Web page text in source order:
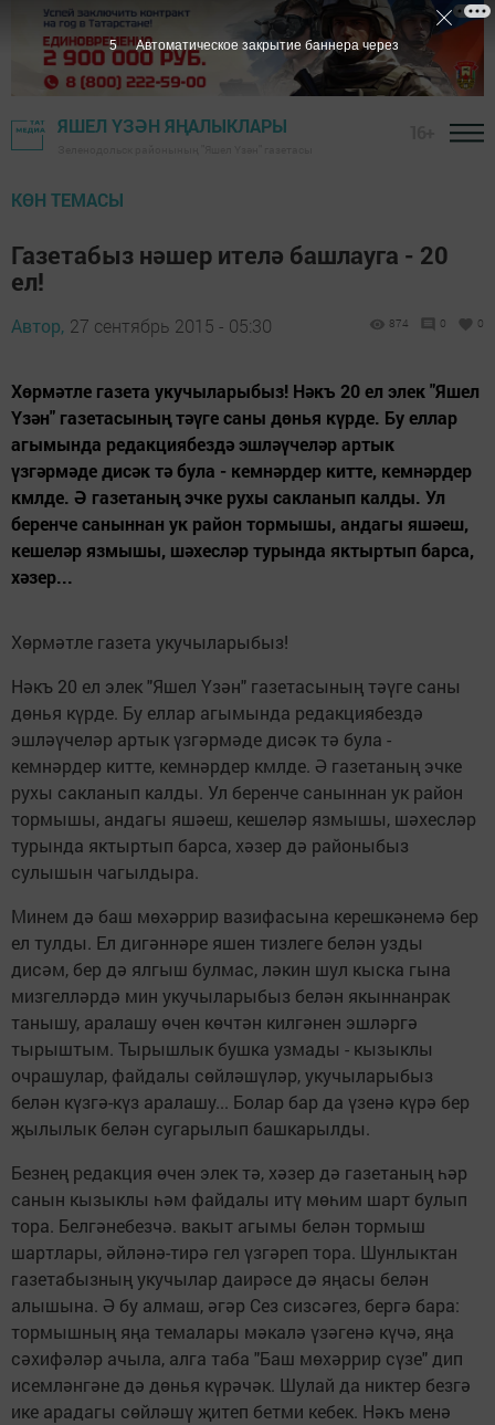
ЯШЕЛ ҮЗӘН ЯҢАЛЫКЛАРЫ
КӨН ТЕМАСЫ
Газетабыз нәшер ителә башлауга - 20
ел!
Автор, 27 сентябрь 2015 - 05:30 874 0 0
Хөрмәтле газета укучыларыбыз! Нәкъ 20 ел элек "Яшел
Үзән" газетасының тәүге саны дөнья күрде. Бу еллар
агымында редакциябездә эшләүчеләр артык
үзгәрмәде дисәк тә була - кемнәрдер китте, кемнәрдер
кмлде. Ә газетаның эчке рухы сакланып калды. Ул
беренче саныннан ук район тормышы, андагы яшәеш,
кешеләр язмышы, шәхесләр турында яктыртып барса,
хәзер...
Хөрмәтле газета укучыларыбыз!
Нәкъ 20 ел элек "Яшел Үзән" газетасының тәүге саны
дөнья күрде. Бу еллар агымында редакциябездә
эшләүчеләр артык үзгәрмәде дисәк тә була -
кемнәрдер китте, кемнәрдер кмлде. Ә газетаның эчке
рухы сакланып калды. Ул беренче саныннан ук район
тормышы, андагы яшәеш, кешеләр язмышы, шәхесләр
турында яктыртып барса, хәзер дә районыбыз
сулышын чагылдыра.
Минем дә баш мөхәррир вазифасына керешкәнемә бер
ел тулды. Ел дигәннәре яшен тизлеге белән узды
дисәм, бер дә ялгыш булмас, ләкин шул кыска гына
мизгелләрдә мин укучыларыбыз белән якыннанрак
танышу, аралашу өчен көчтән килгәнен эшләргә
тырыштым. Тырышлык бушка узмады - кызыклы
очрашулар, файдалы сөйләшүләр, укучыларыбыз
белән күзгә-күз аралашу... Болар бар да үзенә күрә бер
җылылык белән сугарылып башкарылды.
Безнең редакция өчен элек тә, хәзер дә газетаның һәр
санын кызыклы һәм файдалы итү мөһим шарт булып
тора. Белгәнебезчә. вакыт агымы белән тормыш
шартлары, әйләнә-тирә гел үзгәреп тора. Шунлыктан
газетабызның укучылар даирәсе дә яңасы белән
алышына. Ә бу алмаш, әгәр Сез сизсәгез, бергә бара:
тормышның яңа темалары мәкалә үзәгенә күчә, яңа
сәхифәләр ачыла, алга таба "Баш мөхәррир сүзе" дип
исемләнгәне дә дөнья күрәчәк. Шулай да никтер безгә
ике арадагы сөйләшү җитеп бетми кебек. Нәкъ менә
5 Автоматическое закрытие баннера через